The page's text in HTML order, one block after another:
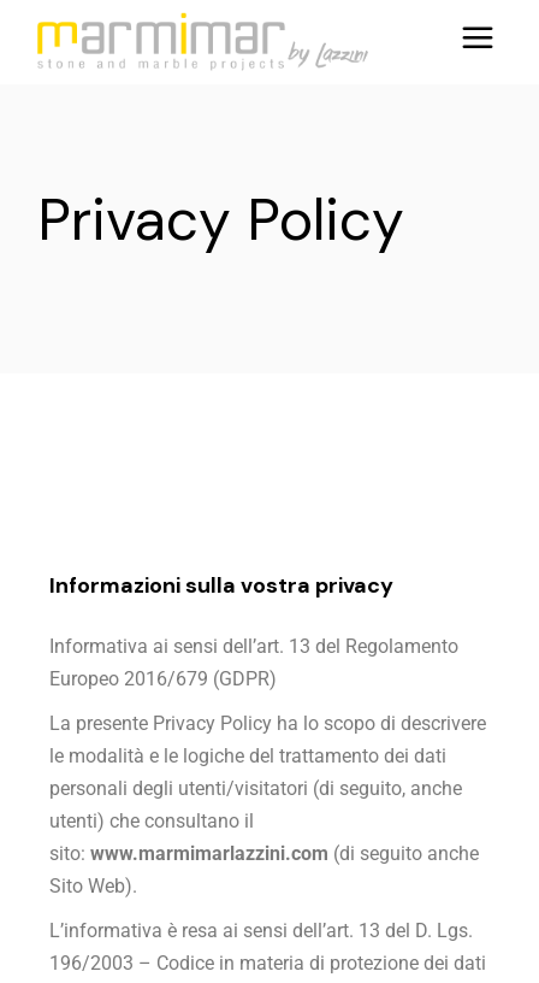
Privacy Policy
Informazioni sulla vostra privacy
Informativa ai sensi dell’art. 13 del Regolamento
Europeo 2016/679 (GDPR)
La presente Privacy Policy ha lo scopo di descrivere
le modalità e le logiche del trattamento dei dati
personali degli utenti/visitatori (di seguito, anche
utenti) che consultano il
sito:www.marmimarlazzini.com (di seguito anche
Sito Web).
L’informativa è resa ai sensi dell’art. 13 del D. Lgs.
196/2003 – Codice in materia di protezione dei dati